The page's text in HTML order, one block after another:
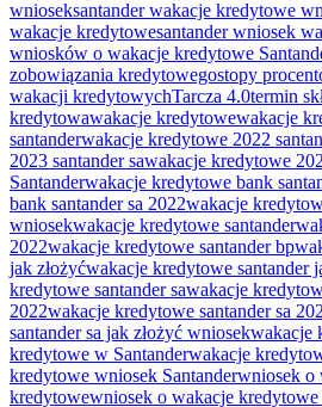
wnioseksantander wakacje kredytowe
wakacje kredytowesantander wniosek
wniosków o wakacje kredytowe
zobowiązania kredytowegostopy
wakacji kredytowychTarcza 4.0termin
kredytowawakacje kredytowewakacje
santanderwakacje kredytowe 2022
2023 santander sawakacje kredytowe
Santanderwakacje kredytowe bank
bank santander sa 2022wakacje
wniosekwakacje kredytowe santander
2022wakacje kredytowe santander bp
jak złożyćwakacje kredytowe santander
kredytowe santander sawakacje
2022wakacje kredytowe santander sa
santander sa jak złożyć wniosekwakacje
kredytowe w Santanderwakacje
kredytowe wniosek Santanderwniosek o
kredytowewniosek o wakacje kredytowe